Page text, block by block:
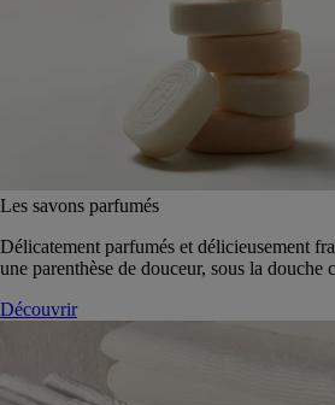
Les savons parfumés
Délicatement parfumés et délicieusement
une parenthèse de douceur, sous la douche
Découvrir